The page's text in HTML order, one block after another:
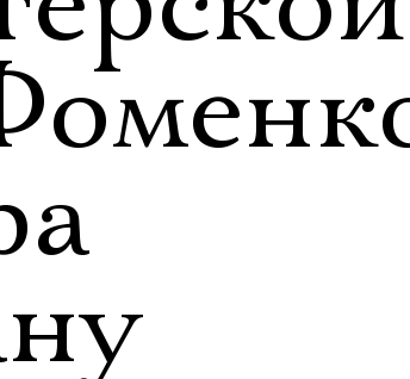
проектов
Гумилёва
Художники
Руководство
Сотрудники